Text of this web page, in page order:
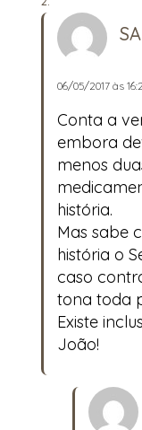
06/05/2017 às
Conta a
embora
menos
história.
Mas sabe
história o
caso
tona toda
Existe
João!